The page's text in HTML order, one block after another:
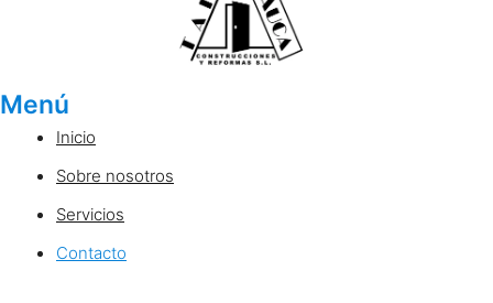
Menú
Inicio
Sobre nosotros
Servicios
Contacto